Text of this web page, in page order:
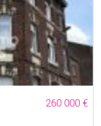
260 000 €